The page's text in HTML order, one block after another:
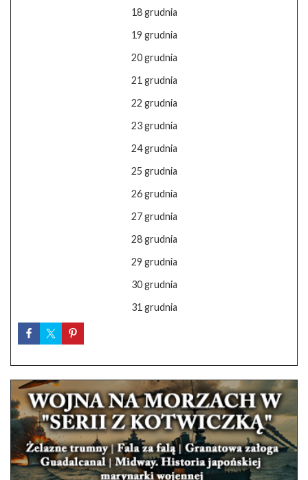
18 grudnia
19 grudnia
20 grudnia
21 grudnia
22 grudnia
23 grudnia
24 grudnia
25 grudnia
26 grudnia
27 grudnia
28 grudnia
29 grudnia
30 grudnia
31 grudnia